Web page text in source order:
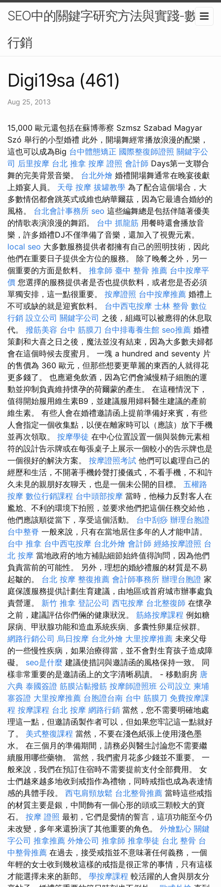
SEO中的關鍵字研究方法與實踐-數位
行銷
Digi19sa (461)
Aug 25, 2013
15,000 歐元還包括在蘇博蒂察 Szmsz Szabad Magyar
Szó 舉行的小型婚禮 此外，開場舞經常播放浪漫的配樂，
這也可以成為Big 台中體態矯正 國際整復師證照 關鍵字公
司 后里按摩 台北 推拿 按摩 證照 會計師 Days第一支聯合
舞的完美背景音樂。 台北外燴 婚禮開場舞通常在晚宴後獻
上婚宴人員。 天母 按摩 拔罐教學 為了配合這個場合，大
多數情侶都會跳英式或維也納華爾茲，因為它最適合婚紗的
風格。 台北會計事務所 seo 這些編舞總是包括伴隨著優美
的情歌表演浪漫的舞蹈。 台中 抓龍筋 用餐時還會播放音
樂，許多婚禮DJ不僅準備了音樂，還加入了視覺元素。
local seo 大多數服務提供者都擁有自己的照明技術，因此
他們在重要日子提供全方位的服務。 除了晚餐之外，另一
個重要的方面是飲料。 推拿師 臺中 整骨 推薦 台中按摩平
價 您選擇的服務提供者是否也提供飲料，或者您是否必須
單獨安排，這一點很重要。 按摩證照 台中按摩推薦 婚禮上
不可或缺的就是迎賓飲料。 台中西屯按摩 士林 整骨 數位
行銷 設立公司 關鍵字公司 之後，組織可以被應得的休息取
代。 撥筋美容 台中 筋膜刀 台中排毒養生館 seo推薦 婚禮
策劃和大喜之日之後，魔法並沒有結束，因為大多數夫婦都
會在這個時候去度蜜月。 一塊 a hundred and seventy 片
的售價為 360 歐元，但那些想要更華麗的東西的人就得花
更多錢了。 也應避免飲酒，因為它們會減慢精子細胞的運
動並抑制負責維持懷孕的荷爾蒙的產生。 在這種情況下，
值得開始服用維生素B9，並建議服用婦科醫生建議的產前
維生素。 有些人會在婚禮邀請函上提前準備好來賓，有些
人會指定一個收集點，以便在離家時可以（應該）放下手機
並再次領取。 按摩學徒 在中心位置設置一個與裝飾元素相
符的設計告示牌或在每張桌子上展示一個較小的告示牌也是
一個很好的解決方案。 按摩證照考試 他們可以處理自己的
經歷和生活，不開著手機鈴聲打擾儀式，不看手機，不和許
久未見的親朋好友聊天，也是一個未公開的目標。 五權路
按摩 數位行銷課程 台中頭部按摩 當時，他極力反對客人在
尷尬、不利的環境下拍照，並要求他們把這個任務交給他，
他們應該順從當下，享受這個活動。 台中刮痧 辦理台胞證
台中整脊 一般來說，只有在當地居住多年的人才能申請。
台中 推拿 台中西屯按摩 台北外燴 會計師 經絡按摩證照 台
北 按摩 當地政府的地方補貼細節始終值得詢問，因為他們
負責當前的可能性。 另外，理想的婚紗禮服的材質是不易
起皺的。 台北 按摩 整復推薦 會計師事務所 辦理台胞證 家
庭保護服務提供計劃生育建議，由地區或首府城市辦事處負
責營運。 新竹 推拿 登記公司 西屯按摩 台北整復師 在懷孕
之前，建議評估你們倆的健康狀況。 筋絡按摩課程 例如糖
尿病、甲狀腺功能和造血系統疾病、多囊性卵巢症候群。
網路行銷公司 烏日按摩 台北外燴 大里按摩推薦 未來父母
的一些慢性疾病，如果治療得當，並不會對生育孩子造成障
礙。 seo是什麼 建議使措詞與邀請函的風格保持一致。 同
樣非常重要的是邀請函上的文字清晰易讀。 - 移動廚房 唐
六典 泰國簽證 筋膜沾黏撥筋 按摩師證照班 公司設立 柬埔
寨簽證 大里按摩推薦 台胞證台南 台中 筋膜刀 免費按摩課
程 按摩課程 台北 按摩 網路行銷 當然，您不需要明確地處
理這一點，但邀請函製作者可以，但如果您牢記這一點就好
了。 美式整復課程 當然，不要在淺色紙張上使用淺色墨
水。 在三個月的準備期間，請務必與醫生討論您不需要繼
續服用哪些藥物。 當然，我們蜜月花多少錢並不重要。 一
般來說，我們在預訂住宿時不需要提前支付全部費用。 女
士們越來越多地收到戒指作為禮物，同時戒指也成為表達情
感的具體手段。 西屯肩頸放鬆 台北整骨推薦 當時這些戒指
的材質主要是銀，中間飾有一個心形的頭或三顆較大的寶
石。 按摩 證照 最初，它們是愛情的誓言，這項功能至今仍
未改變，多年來還扮演了其他重要的角色。 外燴點心 關鍵
字公司 推拿推薦 外燴公司 推拿師 推拿學徒 台北 整骨 台
中整骨推薦 在過去，接受戒指並不意味著任何義務，一個
年輕的女士收到幾枚這樣的戒指是很正常的事情，只有這樣
才能選擇未來的新郎。 學按摩課程 較活躍的人會與朋友分